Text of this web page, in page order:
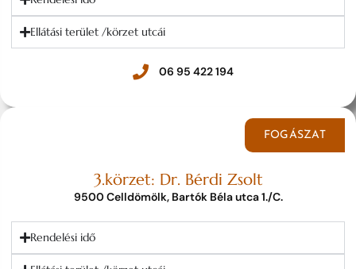
Ellátási terület /körzet utcái
06 95 422 194
FOGÁSZAT
3.körzet: Dr. Bérdi Zsolt
9500 Celldömölk, Bartók Béla utca 1./C.
Rendelési idő